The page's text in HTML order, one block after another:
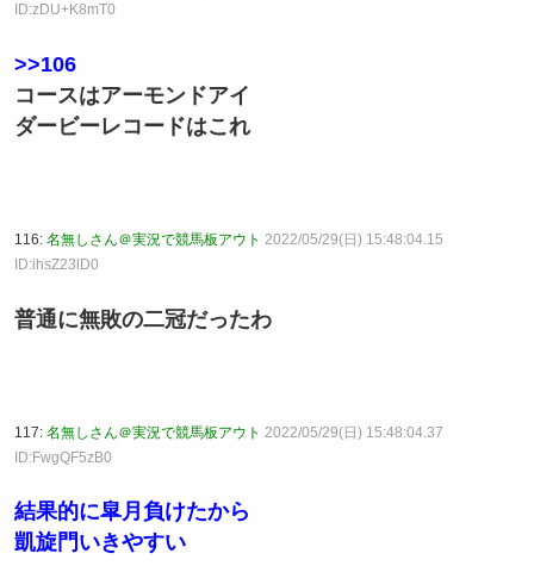
ID:zDU+K8mT0
>>106
コースはアーモンドアイ
ダービーレコードはこれ
116: 名無しさん＠実況で競馬板アウト 2022/05/29(日) 15:48:04.15
ID:ihsZ23lD0
普通に無敗の二冠だったわ
117: 名無しさん＠実況で競馬板アウト 2022/05/29(日) 15:48:04.37
ID:FwgQF5zB0
結果的に皐月負けたから
凱旋門いきやすい